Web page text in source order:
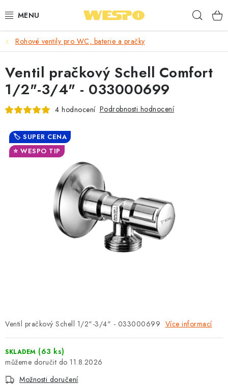
na
ARMATURY PRO TOPENÍ A VODU
TOPENÍ A OHŘEV VODY
TVAROVKY A TRUBKY
NÁŘADÍ
⭐ NEJLÉPE HODNOCENÉ
OBCHODNÍ PODMÍNKY
Rohové ventily pro WC, baterie a pračky
Ventil pračkový Schell 1/2"-3/4" - 033000699 Více informací
SKLADEM (63 ks)
11.8.2026
Možnosti doručení
Ventil pračkový Schell Comfort
1/2"-3/4" - 033000699
4 hodnocení Podrobnosti hodnocení
🏷️ SUPER CENA
⭐ WESPO TIP